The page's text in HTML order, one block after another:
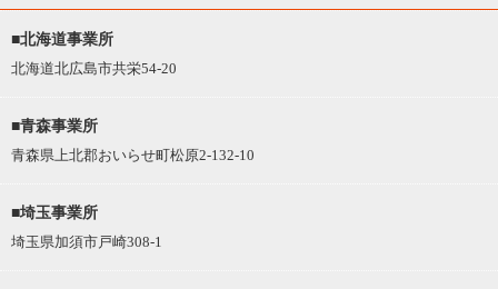
■北海道事業所
北海道北広島市共栄54-20
■青森事業所
青森県上北郡おいらせ町松原2-132-10
■埼玉事業所
埼玉県加須市戸崎308-1